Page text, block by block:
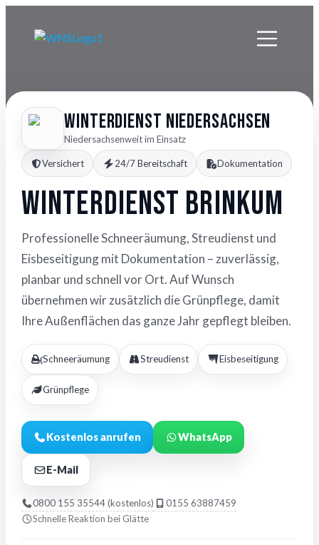
Winterdienst Niedersachsen
Niedersachsenweit im Einsatz
Versichert 24/7 Bereitschaft Dokumentation
Winterdienst Brinkum
Professionelle Schneeräumung, Streudienst und
Eisbeseitigung mit Dokumentation – zuverlässig,
planbar und schnell vor Ort. Auf Wunsch
übernehmen wir zusätzlich die Grünpflege, damit
Ihre Außenflächen das ganze Jahr gepflegt bleiben.
Schneeräumung Streudienst Eisbeseitigung
Grünpflege
Kostenlos anrufen WhatsApp
E-Mail
0800 155 35544 (kostenlos)
0155 63887459
Schnelle Reaktion bei Glätte